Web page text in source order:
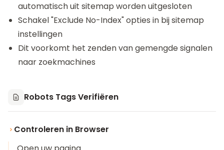
automatisch uit sitemap worden uitgesloten
Schakel "Exclude No-Index" opties in bij sitemap
instellingen
Dit voorkomt het zenden van gemengde signalen
naar zoekmachines
Robots Tags Verifiëren
Controleren in Browser